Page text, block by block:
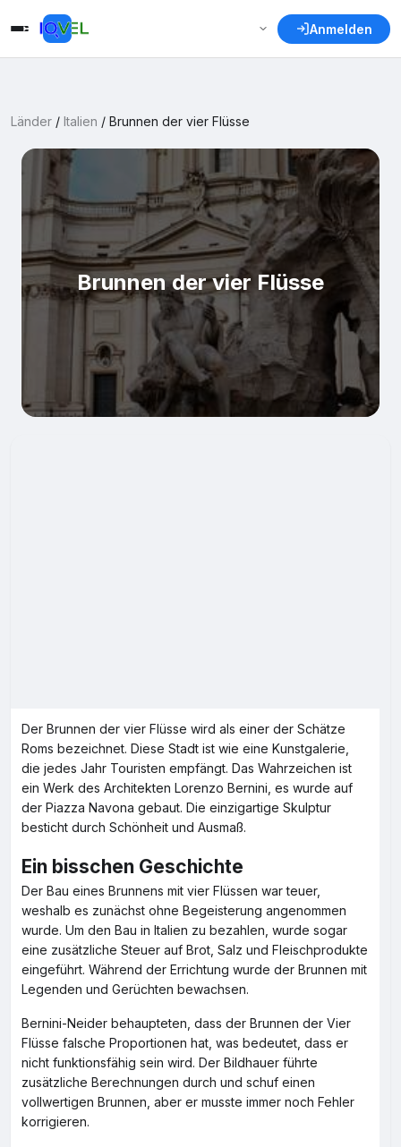
Anmelden
Länder / Italien / Brunnen der vier Flüsse
Brunnen der vier Flüsse
Der Brunnen der vier Flüsse wird als einer der Schätze
Roms bezeichnet. Diese Stadt ist wie eine Kunstgalerie,
die jedes Jahr Touristen empfängt. Das Wahrzeichen ist
ein Werk des Architekten Lorenzo Bernini, es wurde auf
der Piazza Navona gebaut. Die einzigartige Skulptur
besticht durch Schönheit und Ausmaß.
Ein bisschen Geschichte
Der Bau eines Brunnens mit vier Flüssen war teuer,
weshalb es zunächst ohne Begeisterung angenommen
wurde. Um den Bau in Italien zu bezahlen, wurde sogar
eine zusätzliche Steuer auf Brot, Salz und Fleischprodukte
eingeführt. Während der Errichtung wurde der Brunnen mit
Legenden und Gerüchten bewachsen.
Bernini-Neider behaupteten, dass der Brunnen der Vier
Flüsse falsche Proportionen hat, was bedeutet, dass er
nicht funktionsfähig sein wird. Der Bildhauer führte
zusätzliche Berechnungen durch und schuf einen
vollwertigen Brunnen, aber er musste immer noch Fehler
korrigieren.